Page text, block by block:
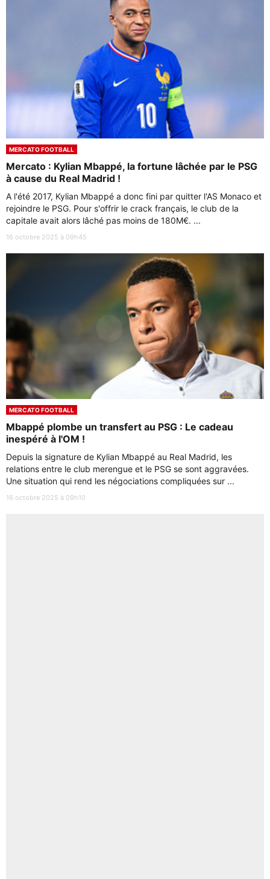
MERCATO FOOTBALL
Mercato : Kylian Mbappé, la fortune lâchée par le PSG
à cause du Real Madrid !
A l'été 2017, Kylian Mbappé a donc fini par quitter l'AS Monaco et
rejoindre le PSG. Pour s'offrir le crack français, le club de la
capitale avait alors lâché pas moins de 180M€. ...
16 octobre 2025 à 09h45
MERCATO FOOTBALL
Mbappé plombe un transfert au PSG : Le cadeau
inespéré à l'OM !
Depuis la signature de Kylian Mbappé au Real Madrid, les
relations entre le club merengue et le PSG se sont aggravées.
Une situation qui rend les négociations compliquées sur ...
16 octobre 2025 à 09h10